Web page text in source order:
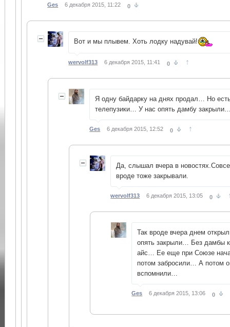
Ges 6 декабря 2015, 11:22 0
Вот и мы плывем. Хоть лодку надувай!
wervolf313 6 декабря 2015, 11:41 0 ↑
Я одну байдарку на днях продал… Но
телепузики… У нас опять дамбу
Ges 6 декабря 2015, 12:52 0 ↑
Да, слышал вчера в
вроде тоже закрывали.
wervolf313 6 декабря 2015, 13:05 0
Так вроде вчера днем
опять закрыли… Без дамбы
айс… Ее еще при Союзе
потом забросили… А потом
вспомнили…
Ges 6 декабря 2015, 13:06 0